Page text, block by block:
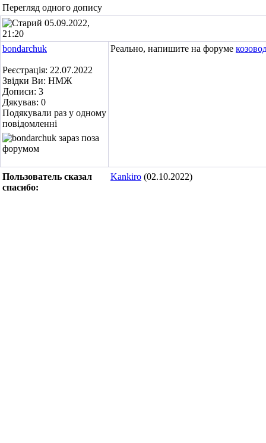
Перегляд одного допису
05.09.2022,
21:20
bondarchuk
Реєстрація: 22.07.2022
Звідки Ви: НМЖ
Дописи: 3
Дякував: 0
Подякували раз у одному
повідомленні
Реально, напишите на форуме
Пользователь сказал
cпасибо:
Kankiro (02.10.2022)